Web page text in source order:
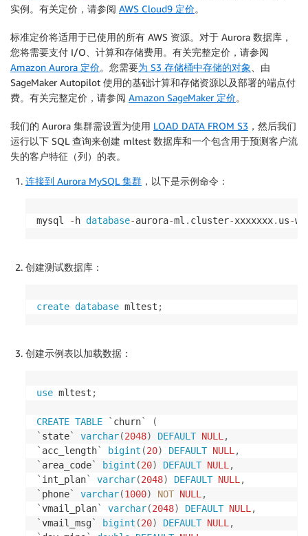
实例。有关定价，请参阅 AWS Cloud9 定价。
标准定价将适用于已使用的所有 AWS 资源。对于 Aurora 数据库，
您将需要支付 I/O、计算和存储费用。有关完整定价，请参阅
Amazon Aurora 定价。您需要为 S3 存储桶中存储的对象
、由
SageMaker Autopilot 使用的基础计算和存储资源以及部署的端点付
费。有关完整定价，请参阅 Amazon SageMaker 定价。
我们的 Aurora 集群需设置为使用 LOAD DATA FROM S3 ，然后我们
运行以下 SQL 查询来创建 mltest 数据库和一个包含用于预测客户流
失的客户特征（列）的表。
连接到 Aurora MySQL 集群 ，以下是示例命令：
mysql - h database-aurora-ml . cluster-xxxxxxx. us-
创建测试数据库：
create database mltest ;
创建示例表以加载数据：
use mltest ;
CREATE TABLE ` churn`
(
` state` varchar(2048) DEFAULT NULL ,
` acc_length` bigint (20) DEFAULT NULL ,
` area_code` bigint (20) DEFAULT NULL ,
` int_plan` varchar(2048) DEFAULT NULL ,
` phone` varchar(1000) NOT NULL ,
`vmail_plan` varchar(2048) DEFAULT NULL ,
`vmail_msg` bigint (20) DEFAULT NULL ,